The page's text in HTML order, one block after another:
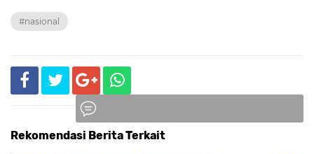
#nasional
Rekomendasi Berita Terkait